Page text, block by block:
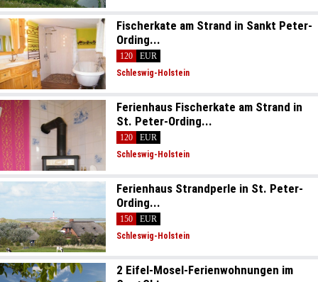
Fischerkate am Strand in Sankt Peter-
Ording...
120
EUR
Schleswig-Holstein
Ferienhaus Fischerkate am Strand in
St. Peter-Ording...
120
EUR
Schleswig-Holstein
Ferienhaus Strandperle in St. Peter-
Ording...
150
EUR
Schleswig-Holstein
2 Eifel-Mosel-Ferienwohnungen im